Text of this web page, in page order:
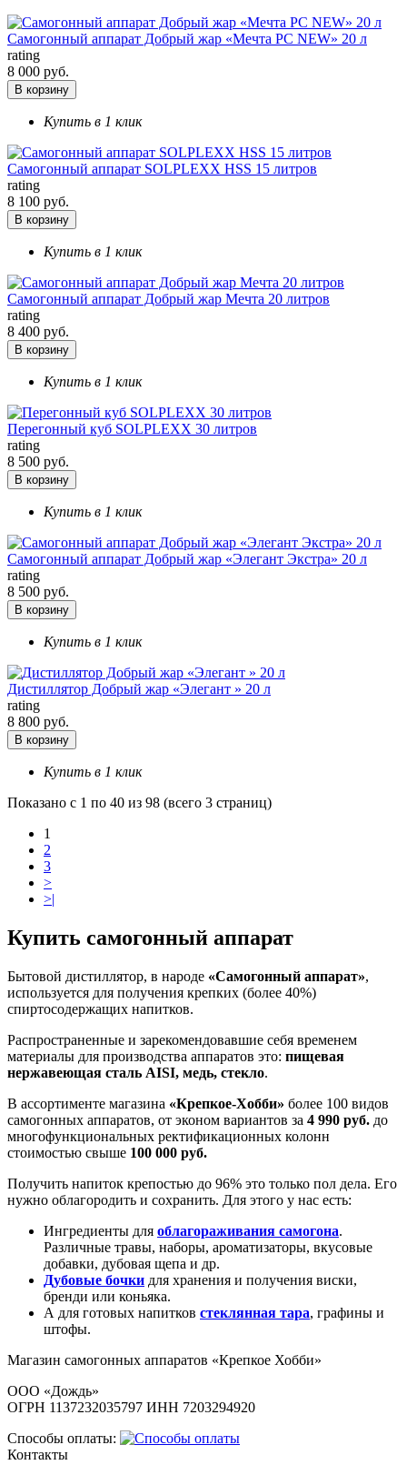
Самогонный аппарат Добрый жар «Мечта PC NEW» 20 л
rating
8 000 руб.
В корзину
Купить в 1 клик
Самогонный аппарат SOLPLEXX HSS 15 литров
rating
8 100 руб.
В корзину
Купить в 1 клик
Самогонный аппарат Добрый жар Мечта 20 литров
rating
8 400 руб.
В корзину
Купить в 1 клик
Перегонный куб SOLPLEXX 30 литров
rating
8 500 руб.
В корзину
Купить в 1 клик
Самогонный аппарат Добрый жар «Элегант Экстра» 20 л
rating
8 500 руб.
В корзину
Купить в 1 клик
Дистиллятор Добрый жар «Элегант » 20 л
rating
8 800 руб.
В корзину
Купить в 1 клик
Показано с 1 по 40 из 98 (всего 3 страниц)
1
2
3
>
>|
Купить самогонный аппарат
Бытовой дистиллятор, в народе «Самогонный аппарат»,
используется для получения крепких (более 40%)
спиртосодержащих напитков.
Распространенные и зарекомендовавшие себя временем
материалы для производства аппаратов это: пищевая
нержавеющая сталь AISI, медь, стекло.
В ассортименте магазина «Крепкое-Хобби» более 100 видов
самогонных аппаратов, от эконом вариантов за 4 990 руб. до
многофункциональных ректификационных колонн
стоимостью свыше 100 000 руб.
Получить напиток крепостью до 96% это только пол дела. Его
нужно облагородить и сохранить. Для этого у нас есть:
Ингредиенты для облагораживания самогона.
Различные травы, наборы, ароматизаторы, вкусовые
добавки, дубовая щепа и др.
Дубовые бочки для хранения и получения виски,
бренди или коньяка.
А для готовых напитков стеклянная тара, графины и
штофы.
Магазин самогонных аппаратов «Крепкое Хобби»
ООО «Дождь»
ОГРН 1137232035797 ИНН 7203294920
Способы оплаты:
Контакты